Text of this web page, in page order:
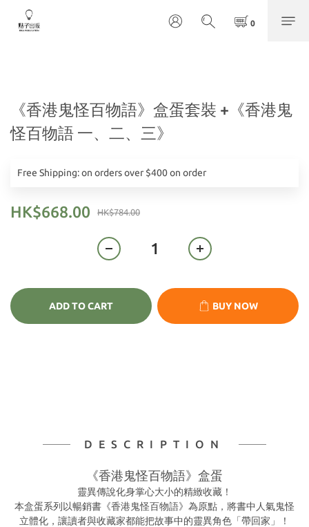
《香港鬼怪百物語》盒蛋套裝 +《香港鬼
怪百物語 一、二、三》
Free Shipping: on orders over $400 on order
HK$784.00
HK$668.00
ADD TO CART BUY NOW
DESCRIPTION
《香港鬼怪百物語》盒蛋
靈異傳說化身掌心大小的精緻收藏！
本盒蛋系列以暢銷書《香港鬼怪百物語》為原點，將書中人氣鬼怪
立體化，讓讀者與收藏家都能把故事中的靈異角色「帶回家」！